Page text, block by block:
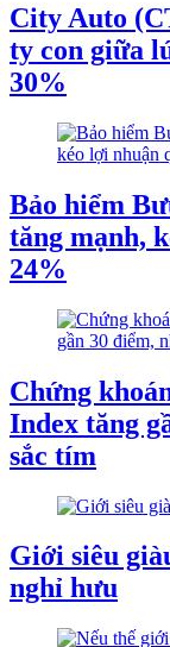
City Auto
ty con giữa
30%
Bảo hiểm
tăng mạnh,
24%
Chứng
Index tăng
sắc tím
Giới siêu
nghỉ hưu